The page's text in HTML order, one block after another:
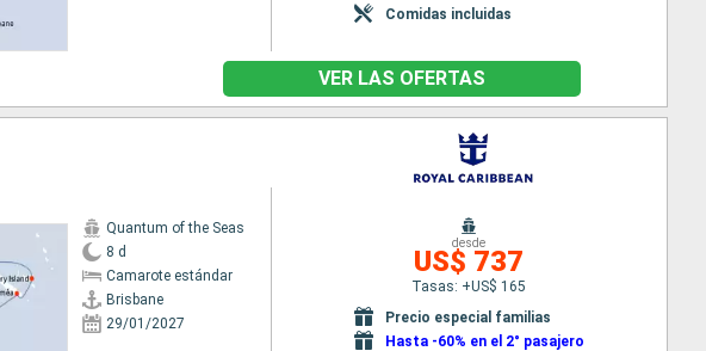
Comidas incluidas
VER LAS OFERTAS
Quantum of the Seas
8 d
Camarote estándar
Brisbane
29/01/2027
desde
US$ 737
Tasas: +US$ 165
Precio especial familias
Hasta -60% en el 2° pasajero